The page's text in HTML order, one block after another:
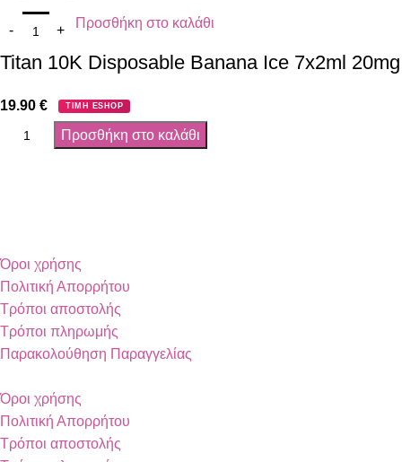
Προσθήκη στο καλάθι
Titan 10K Disposable Banana Ice 7x2ml 20mg
19.90 € ΤΙΜΗ ESHOP
Προσθήκη στο καλάθι
Όροι χρήσης
Πολιτική Απορρήτου
Τρόποι αποστολής
Τρόποι πληρωμής
Παρακολούθηση Παραγγελίας
Όροι χρήσης
Πολιτική Απορρήτου
Τρόποι αποστολής